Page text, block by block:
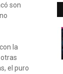
son
la
el puro